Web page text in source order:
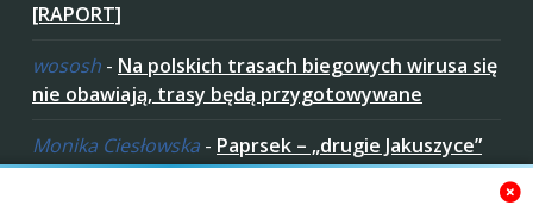
[RAPORT]
wososh - Na polskich trasach biegowych wirusa się
nie obawiają, trasy będą przygotowywane
Monika Ciesłowska - Paprsek – „drugie Jakuszyce”
w „czeskich Bieszczadach”